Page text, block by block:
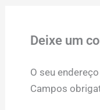
Deixe um
O seu
Campos